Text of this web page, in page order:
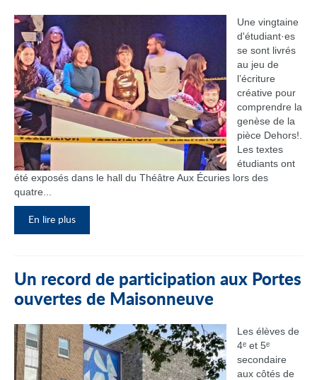
Une vingtaine
d'étudiant·es
se sont livrés
au jeu de
l’écriture
créative pour
comprendre la
genèse de la
pièce Dehors!.
Les textes
étudiants ont
été exposés dans le hall du Théâtre Aux Écuries lors des
quatre...
En lire plus
Un record de participation aux Portes
ouvertes de Maisonneuve
Les élèves de
4ᵉ et 5ᵉ
secondaire
aux côtés de